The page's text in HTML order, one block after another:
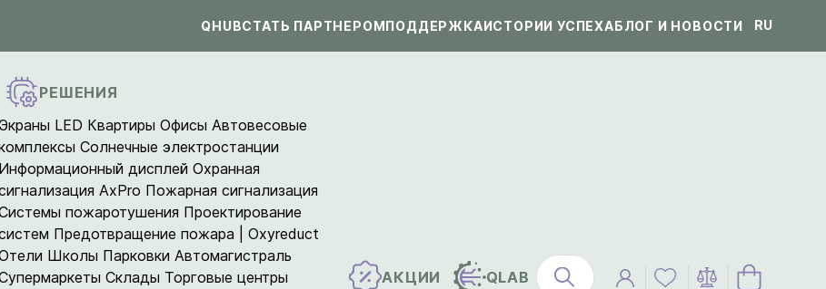
QHUBСТАТЬ ПАРТНЕРОМПОДДЕРЖКАИСТОРИИ УСПЕХАБЛОГ И НОВОСТИ RU
РЕШЕНИЯ
Экраны LED Квартиры Офисы Автовесовые
Солнечные электростанции
Информационный дисплей Охранная
AxPro Пожарная сигнализация
пожаротушения Проектирование
Предотвращение пожара | Oxyreduct
Школы Парковки Автомагистраль
Склады Торговые центры
АКЦИИ QLAB